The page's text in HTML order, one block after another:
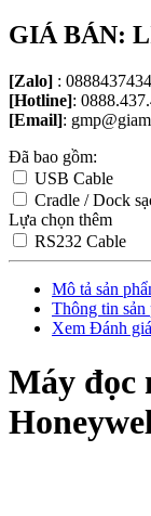
GIÁ BÁN:
[Zalo] : 0888437434
[Hotline]:
[Email]:
Đã bao gồm:
USB Cable
Cradle / Dock
Lựa chọn thêm
RS232 Cable
Mô tả sản
Thông tin sản
Xem Đánh
Máy đọc